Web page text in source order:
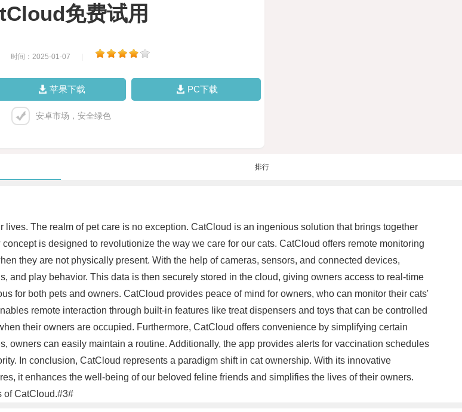
免费试用
时间：2025-01-07
苹果下载 PC下载
安卓市场，安全绿色
排行
The realm of pet care is no exception. CatCloud is an ingenious solution that brings together
is designed to revolutionize the way we care for our cats. CatCloud offers remote monitoring
they are not physically present. With the help of cameras, sensors, and connected devices,
and play behavior. This data is then securely stored in the cloud, giving owners access to real-time
for both pets and owners. CatCloud provides peace of mind for owners, who can monitor their cats'
remote interaction through built-in features like treat dispensers and toys that can be controlled
their owners are occupied. Furthermore, CatCloud offers convenience by simplifying certain
owners can easily maintain a routine. Additionally, the app provides alerts for vaccination schedules
In conclusion, CatCloud represents a paradigm shift in cat ownership. With its innovative
it enhances the well-being of our beloved feline friends and simplifies the lives of their owners.
of CatCloud.#3#